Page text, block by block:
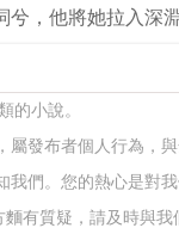
，他將她拉入深
的小說。
屬發布者個人行為，與
們。您的熱心是對我
有質疑，請及時與